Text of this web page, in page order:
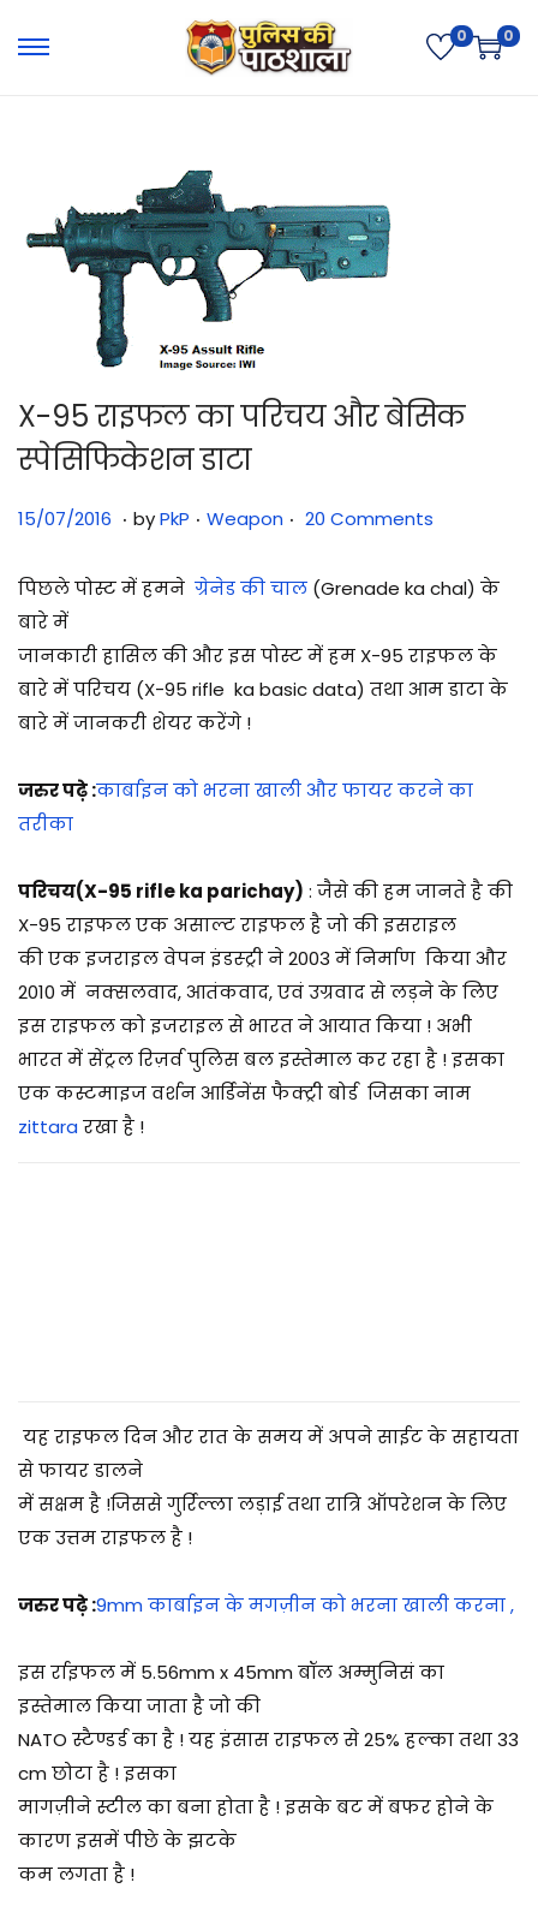
0 0
X-95 राइफल का परिचय और बेसिक
स्पेसिफिकेशन डाटा
Posted on
15/07/2016 3
/
7
/
2
2
. byPkP . Posted in
Weapon . 20 Comments
पिछले पोस्ट में हमने ग्रेनेड की चाल (Grenade ka chal) के
बारे में
जानकारी हासिल की और इस पोस्ट में हम X-95 राइफल के
बारे में परिचय (X-95 rifle ka basic data) तथा आम डाटा के
बारे में जानकरी शेयर करेंगे !
जरुर पढ़े :कार्बाइन को भरना खाली और फायर करने का
तरीका
परिचय(X-95 rifle ka parichay) : जैसे की हम जानते है की
X-95 राइफल एक असाल्ट राइफल है जो की इसराइल
की एक इजराइल वेपन इंडस्ट्री ने 2003 में निर्माण किया और
2010 में नक्सलवाद, आतंकवाद, एवं उग्रवाद से लड़ने के लिए
इस राइफल को इजराइल से भारत ने आयात किया ! अभी
भारत में सेंट्रल रिज़र्व पुलिस बल इस्तेमाल कर रहा है ! इसका
एक कस्टमाइज वर्शन आर्डिनेंस फैक्ट्री बोर्ड जिसका नाम
zittara रखा है !
यह राइफल दिन और रात के समय में अपने साईट के सहायता
से फायर डालने
में सक्षम है !जिससे गुर्रिल्ला लड़ाई तथा रात्रि ऑपरेशन के लिए
एक उत्तम राइफल है !
जरुर पढ़े :9mm कार्बाइन के मगज़ीन को भरना खाली करना ,
इस र्राइफल में 5.56mm x 45mm बॉल अम्मुनिसं का
इस्तेमाल किया जाता है जो की
NATO स्टैण्डर्ड का है ! यह इंसास राइफल से 25% हल्का तथा 33
cm छोटा है ! इसका
मागज़ीने स्टील का बना होता है ! इसके बट में बफर होने के
कारण इसमें पीछे के झटके
कम लगता है !